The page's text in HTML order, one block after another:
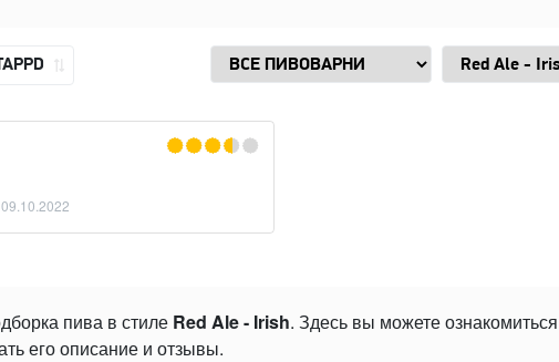
09.10.2022
пива в стиле Red Ale - Irish. Здесь вы можете
его описание и отзывы.